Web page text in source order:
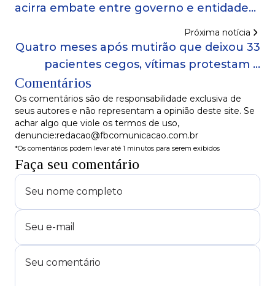
acirra embate entre governo e entidades
Próxima notícia
Quatro meses após mutirão que deixou 33
pacientes cegos, vítimas protestam e
cobram respostas: 'Porque a justiça negou
a prisão desses criminosos?'
Comentários
Os comentários são de responsabilidade exclusiva de
seus autores e não representam a opinião deste site. Se
achar algo que viole os termos de uso,
denuncie:redacao@fbcomunicacao.com.br
*Os comentários podem levar até 1 minutos para serem exibidos
Faça seu comentário